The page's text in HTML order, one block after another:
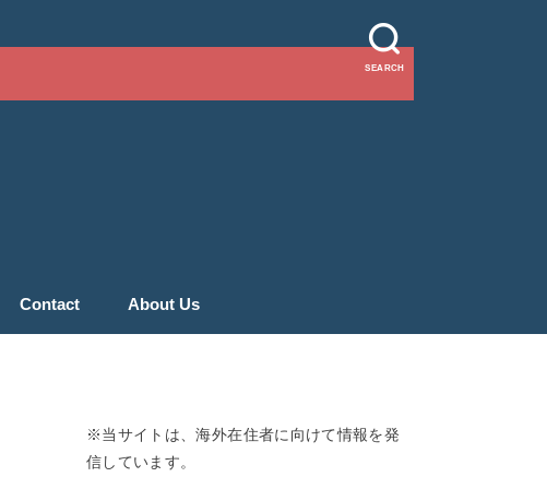
SEARCH
Contact About Us
※当サイトは、海外在住者に向けて情報を発
信しています。